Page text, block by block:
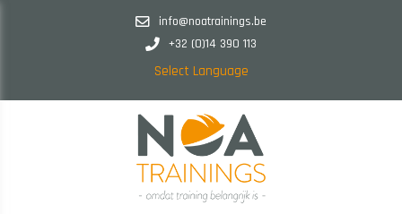
info@noatrainings.be
+32 (0)14 390 113
Select Language